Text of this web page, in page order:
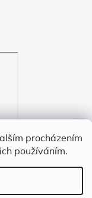
procházením
používáním.